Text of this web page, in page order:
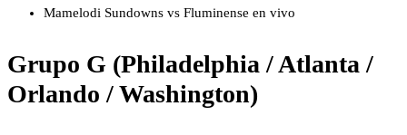
Mamelodi Sundowns vs Fluminense en vivo
Grupo G (Philadelphia / Atlanta /
Orlando / Washington)